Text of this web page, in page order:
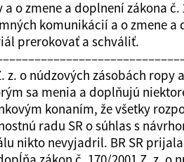
o zmene a doplnení zákona
komunikácií a o zmene
prerokovať a schváliť.
z. o núdzových zásobách
sa menia a doplňujú
konaním, že všetky
radu SR o súhlas s
nikto nevyjadril. BR SR